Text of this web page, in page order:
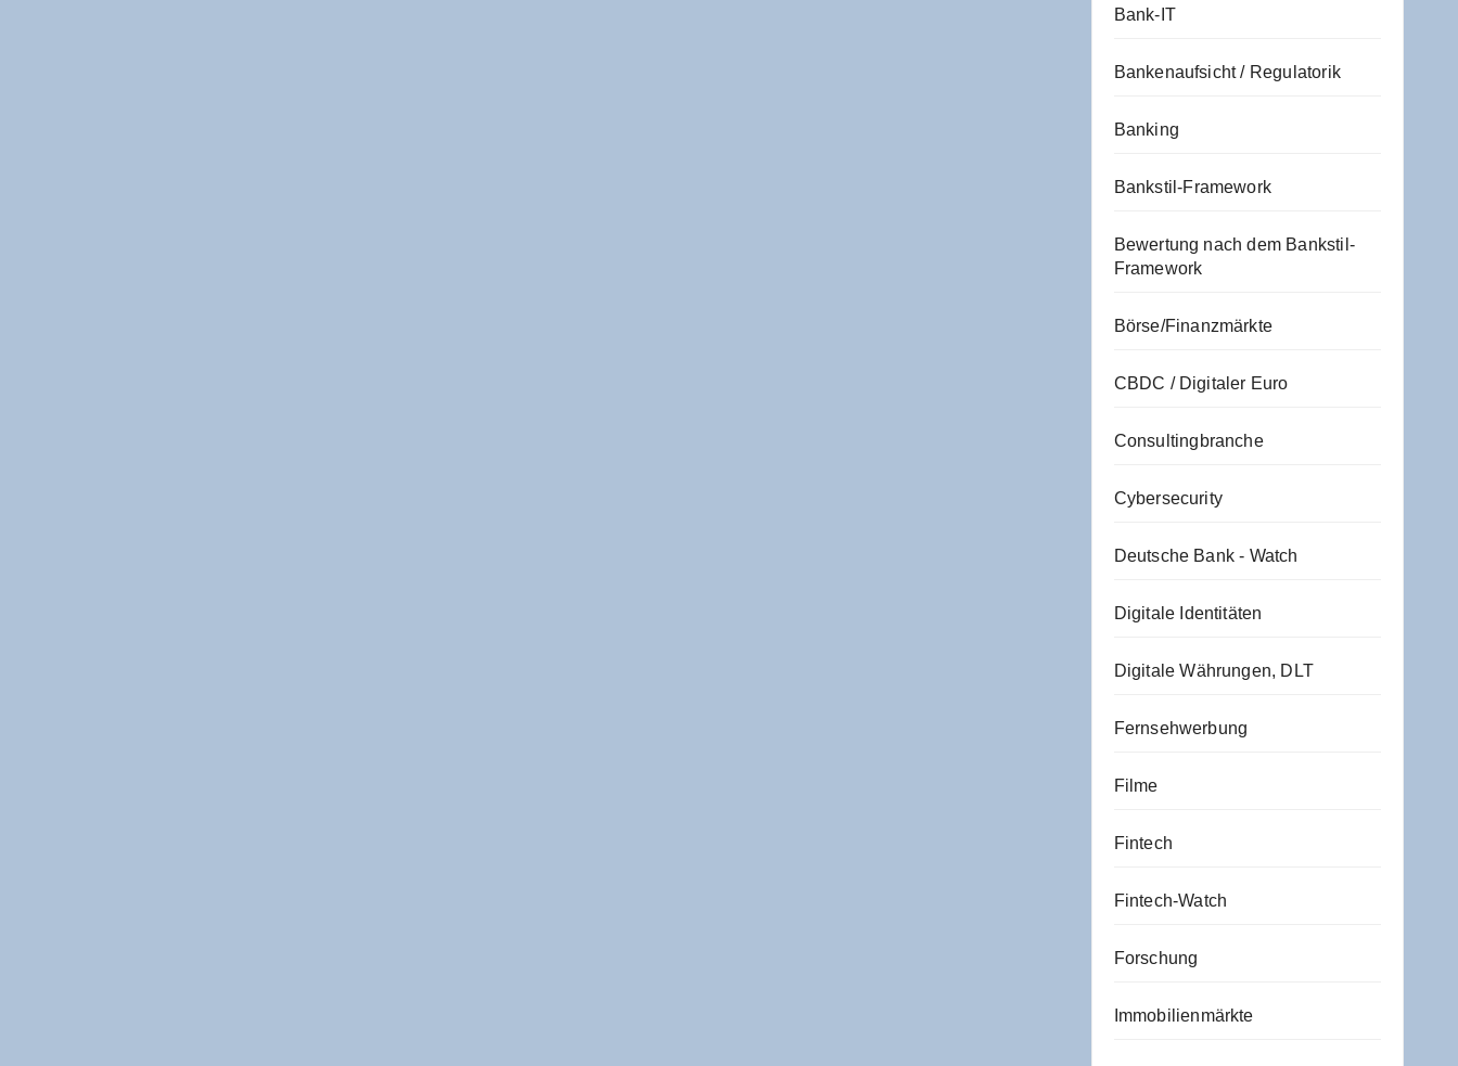
Bank-IT
Bankenaufsicht / Regulatorik
Banking
Bankstil-Framework
Bewertung nach dem Bankstil-
Framework
Börse/Finanzmärkte
CBDC / Digitaler Euro
Consultingbranche
Cybersecurity
Deutsche Bank - Watch
Digitale Identitäten
Digitale Währungen, DLT
Fernsehwerbung
Filme
Fintech
Fintech-Watch
Forschung
Immobilienmärkte